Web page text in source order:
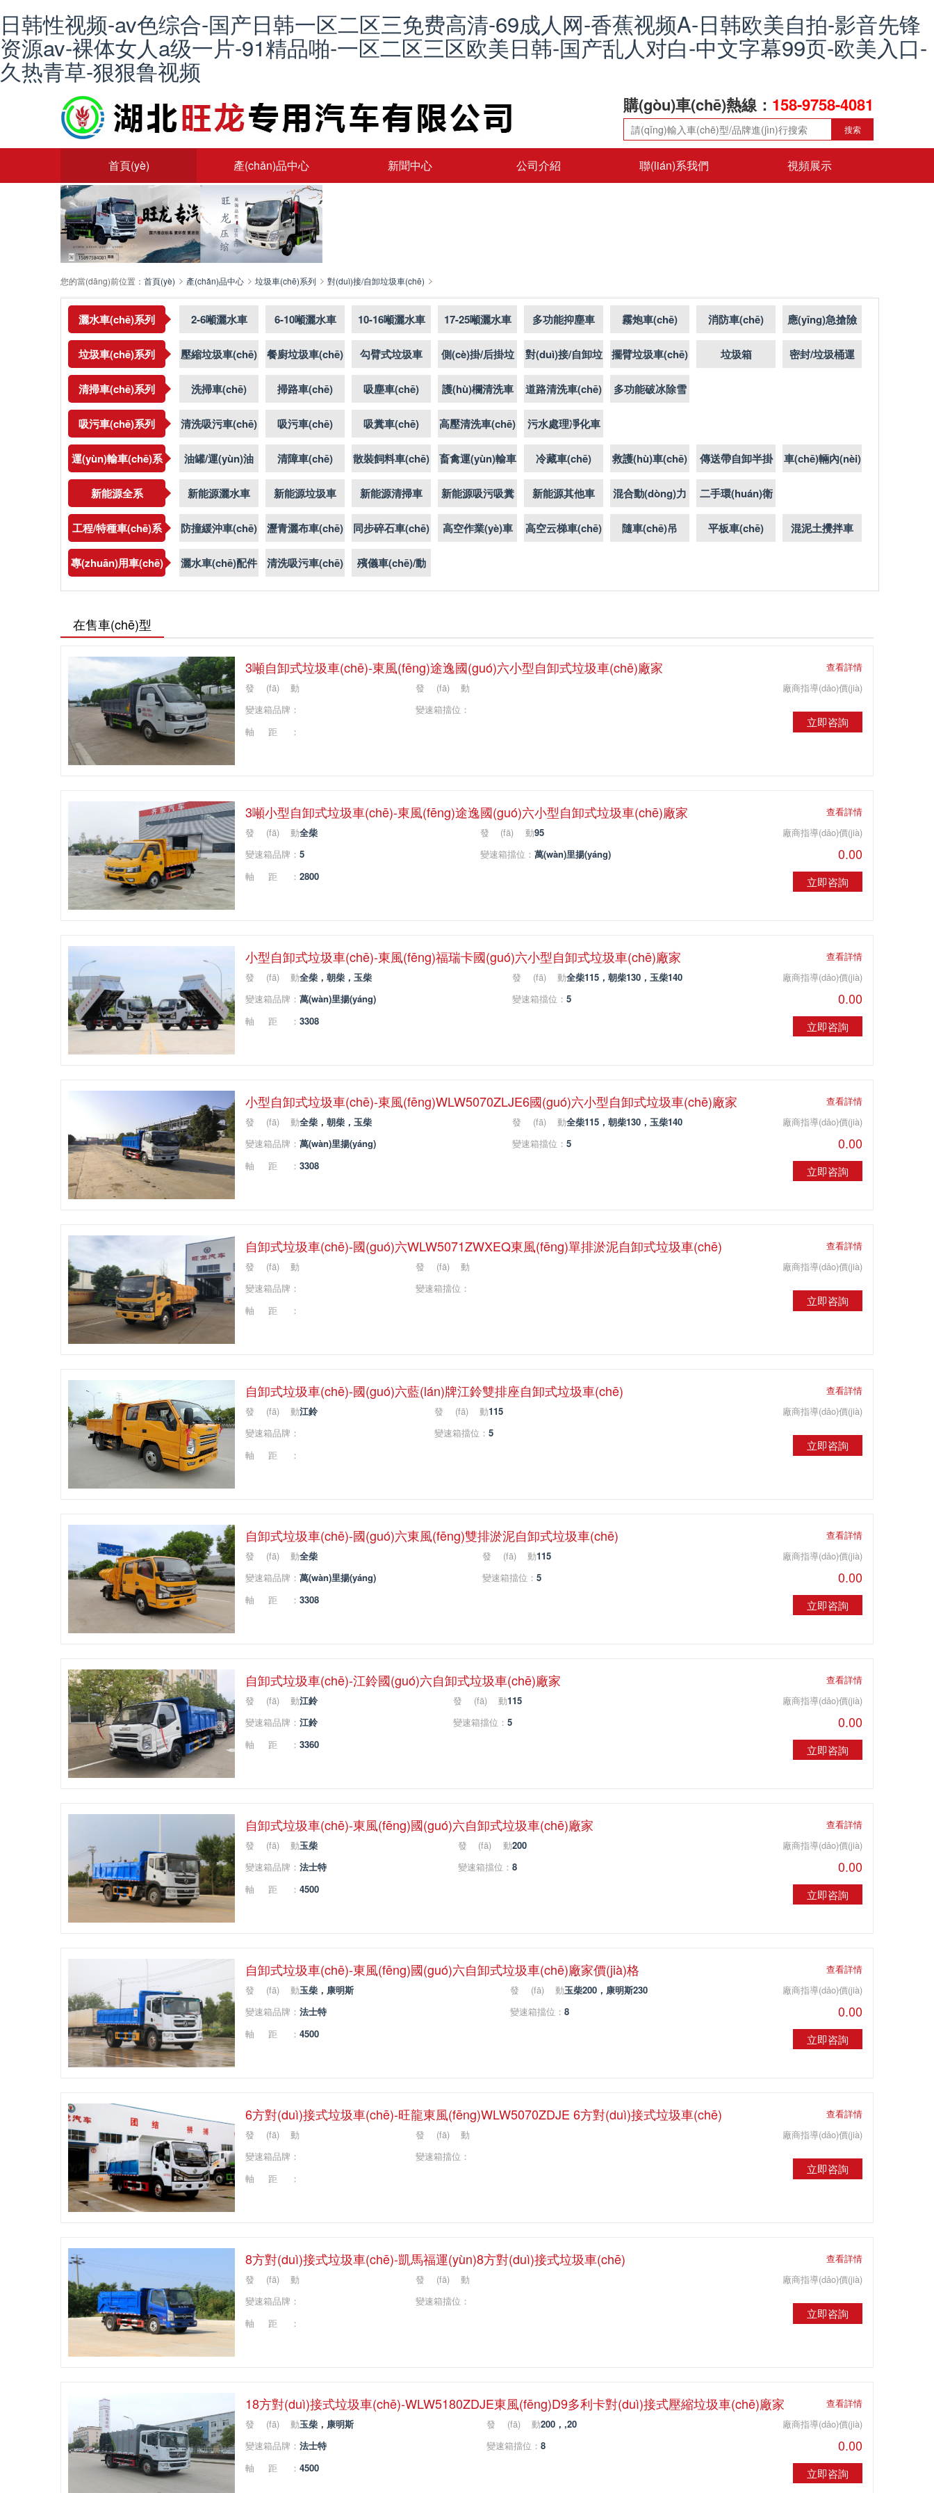
日韩性视频-av色综合-国产日韩一区二区三免费高清-69成人网-香蕉视频A-日韩欧美自拍-影音先锋
资源av-裸体女人a级一片-91精品啪-一区二区三区欧美日韩-国产乱人对白-中文字幕99页-欧美入口-
久热青草-狠狠鲁视频
購(gòu)車(chē)熱線： 158-9758-4081
搜索
首頁(yè) 產(chǎn)品中心 新聞中心 公司介紹 聯(lián)系我們 視頻展示
您的當(dāng)前位置： 首頁(yè) 產(chǎn)品中心 垃圾車(chē)系列 對(duì)接/自卸垃圾車(chē)
灑水車(chē)系列
2-6噸灑水車
(chē)
6-10噸灑水車
(chē)
10-16噸灑水車
(chē)
17-25噸灑水車
(chē)
多功能抑塵車
(chē)
霧炮車(chē) 消防車(chē)
應(yīng)急搶險
(xiǎn)救援車
垃圾車(chē)系列 壓縮垃圾車(chē) 餐廚垃圾車(chē)
勾臂式垃圾車
(chē)
側(cè)掛/后掛垃
圾車(chē)
對(duì)接/自卸垃
圾車(chē)
擺臂垃圾車(chē) 垃圾箱
密封/垃圾桶運
清掃車(chē)系列 洗掃車(chē) 掃路車(chē) 吸塵車(chē)
護(hù)欄清洗車
(chē)
道路清洗車(chē)
多功能破冰除雪
吸污車(chē)系列 清洗吸污車(chē) 吸污車(chē) 吸糞車(chē) 高壓清洗車(chē)
污水處理凈化車
(chē)
運(yùn)輸車(chē)系
列
油罐/運(yùn)油
車(chē)
清障車(chē) 散裝飼料車(chē)
畜禽運(yùn)輸車
(chē)
冷藏車(chē) 救護(hù)車(chē) 傳送帶自卸半掛
車(chē)輛內(nèi)
新能源全系
新能源灑水車
(chē)
新能源垃圾車
(chē)
新能源清掃車
(chē)
新能源吸污吸糞
新能源其他車
(chē)型
混合動(dòng)力
車(chē)型
二手環(huán)衛
(wèi)車(chē)
工程/特種車(chē)系
列
防撞緩沖車(chē) 瀝青灑布車(chē) 同步碎石車(chē)
高空作業(yè)車
高空云梯車(chē) 隨車(chē)吊 平板車(chē)
混泥土攪拌車
專(zhuān)用車(chē)
配件/少眾車(chē)型
灑水車(chē)配件
清洗吸污車(chē)
配件
殯儀車(chē)/動
(dòng)物焚燒車
在售車(chē)型
3噸自卸式垃圾車(chē)-東風(fēng)途逸國(guó)六小型自卸式垃圾車(chē)廠家
查看詳情
發(fā)動
牌：
發(fā)動
力：
變速箱品牌：
變速箱擋位：
軸距：
廠商指導(dǎo)價(jià)
立即咨詢
3噸小型自卸式垃圾車(chē)-東風(fēng)途逸國(guó)六小型自卸式垃圾車(chē)廠家
查看詳情
發(fā)動
牌：
全柴
發(fā)動
力：
95
變速箱品牌： 5 變速箱擋位： 萬(wàn)里揚(yáng)
軸距： 2800
廠商指導(dǎo)價(jià)
0.00
立即咨詢
小型自卸式垃圾車(chē)-東風(fēng)福瑞卡國(guó)六小型自卸式垃圾車(chē)廠家
查看詳情
發(fā)動
牌：
全柴，朝柴，玉柴
發(fā)動
力：
全柴115，朝柴130，玉柴140
變速箱品牌： 萬(wàn)里揚(yáng) 變速箱擋位： 5
軸距： 3308
廠商指導(dǎo)價(jià)
0.00
立即咨詢
小型自卸式垃圾車(chē)-東風(fēng)WLW5070ZLJE6國(guó)六小型自卸式垃圾車(chē)廠家
查看詳情
發(fā)動
牌：
全柴，朝柴，玉柴
發(fā)動
力：
全柴115，朝柴130，玉柴140
變速箱品牌： 萬(wàn)里揚(yáng) 變速箱擋位： 5
軸距： 3308
廠商指導(dǎo)價(jià)
0.00
立即咨詢
自卸式垃圾車(chē)-國(guó)六WLW5071ZWXEQ東風(fēng)單排淤泥自卸式垃圾車(chē)
查看詳情
發(fā)動
牌：
發(fā)動
力：
變速箱品牌：
變速箱擋位：
軸距：
廠商指導(dǎo)價(jià)
立即咨詢
自卸式垃圾車(chē)-國(guó)六藍(lán)牌江鈴雙排座自卸式垃圾車(chē)
查看詳情
發(fā)動
牌：
江鈴
發(fā)動
力：
115
變速箱品牌：
變速箱擋位： 5
軸距：
廠商指導(dǎo)價(jià)
立即咨詢
自卸式垃圾車(chē)-國(guó)六東風(fēng)雙排淤泥自卸式垃圾車(chē)
查看詳情
發(fā)動
牌：
全柴
發(fā)動
力：
115
變速箱品牌： 萬(wàn)里揚(yáng) 變速箱擋位： 5
軸距： 3308
廠商指導(dǎo)價(jià)
0.00
立即咨詢
自卸式垃圾車(chē)-江鈴國(guó)六自卸式垃圾車(chē)廠家
查看詳情
發(fā)動
牌：
江鈴
發(fā)動
力：
115
變速箱品牌： 江鈴 變速箱擋位： 5
軸距： 3360
廠商指導(dǎo)價(jià)
0.00
立即咨詢
自卸式垃圾車(chē)-東風(fēng)國(guó)六自卸式垃圾車(chē)廠家
查看詳情
發(fā)動
牌：
玉柴
發(fā)動
力：
200
變速箱品牌： 法士特 變速箱擋位： 8
軸距： 4500
廠商指導(dǎo)價(jià)
0.00
立即咨詢
自卸式垃圾車(chē)-東風(fēng)國(guó)六自卸式垃圾車(chē)廠家價(jià)格
查看詳情
發(fā)動
牌：
玉柴，康明斯
發(fā)動
力：
玉柴200，康明斯230
變速箱品牌： 法士特 變速箱擋位： 8
軸距： 4500
廠商指導(dǎo)價(jià)
0.00
立即咨詢
6方對(duì)接式垃圾車(chē)-旺龍東風(fēng)WLW5070ZDJE 6方對(duì)接式垃圾車(chē)
查看詳情
發(fā)動
牌：
發(fā)動
力：
變速箱品牌：
變速箱擋位：
軸距：
廠商指導(dǎo)價(jià)
立即咨詢
8方對(duì)接式垃圾車(chē)-凱馬福運(yùn)8方對(duì)接式垃圾車(chē)
查看詳情
發(fā)動
牌：
發(fā)動
力：
變速箱品牌：
變速箱擋位：
軸距：
廠商指導(dǎo)價(jià)
立即咨詢
18方對(duì)接式垃圾車(chē)-WLW5180ZDJE東風(fēng)D9多利卡對(duì)接式壓縮垃圾車(chē)廠家
查看詳情
發(fā)動
牌：
玉柴，康明斯
發(fā)動
力：
200，,20
變速箱品牌： 法士特 變速箱擋位： 8
軸距： 4500
廠商指導(dǎo)價(jià)
0.00
立即咨詢